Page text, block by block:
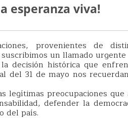
esperanza viva!
provenientes de
un llamado
decisión histórica que
del 31 de mayo nos
preocupaciones que
defender la
del país.